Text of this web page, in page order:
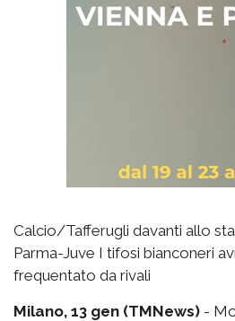
Calcio/Tafferugli davanti allo
Parma-Juve I tifosi bianconeri
frequentato da rivali
Milano, 13 gen (TMNews) -